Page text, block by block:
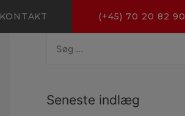
KONTAKT (+45) 70 20 82 90
Seneste indlæg